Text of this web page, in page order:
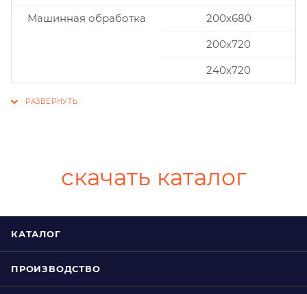
Машинная обработка
200х680
200х720
240х720
скачать каталог
КАТАЛОГ
ПРОИЗВОДСТВО